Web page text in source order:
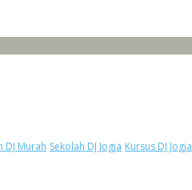
DJ Murah Sekolah DJ Jogja Kursus DJ Jogja